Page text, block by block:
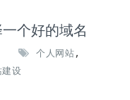
个好的域名
个人网站,
建设